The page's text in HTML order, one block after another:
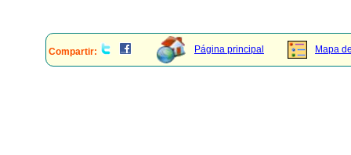
Compartir: Página principal Mapa